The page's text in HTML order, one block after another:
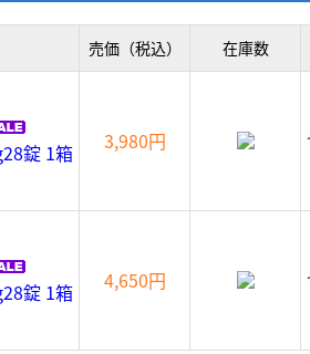
売価（税込） 在庫数
錠 1箱 3,980円
錠 1箱 4,650円